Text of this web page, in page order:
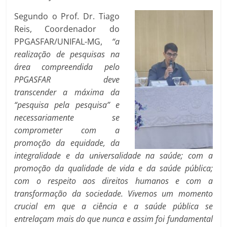
Segundo o Prof. Dr. Tiago
Reis, Coordenador do
PPGASFAR/UNIFAL-MG, “a
realização de pesquisas na
área compreendida pelo
PPGASFAR deve
transcendera máxima da
“pesquisa pela pesquisa” e
necessariamente se
comprometer com a
promoção da equidade, da
integralidade e da universalidade na saúde; com a
promoção da qualidade de vida e da saúde pública;
com o respeito aos direitos humanos e com a
transformação da sociedade. Vivemos um momento
crucial em que a ciência e a saúde pública se
entrelaçam mais do que nunca e assim foi fundamental